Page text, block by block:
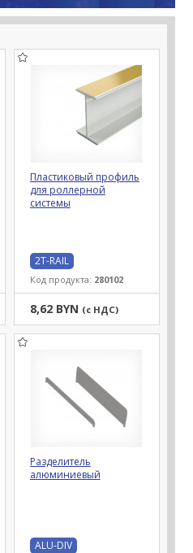
Пластиковый профиль
для роллерной
системы
2T-RAIL
Код продукта: 280102
8,62 BYN (с НДС)
Разделитель
алюминиевый
ALU-DIV